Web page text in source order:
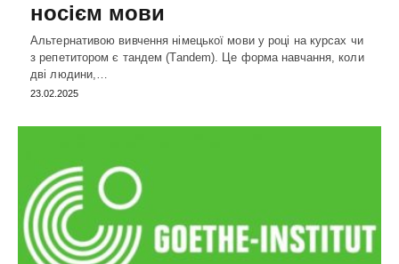
носієм мови
Альтернативою вивчення німецької мови у році на курсах чи
з репетитором є тандем (Tandem). Це форма навчання, коли
дві людини,…
23.02.2025